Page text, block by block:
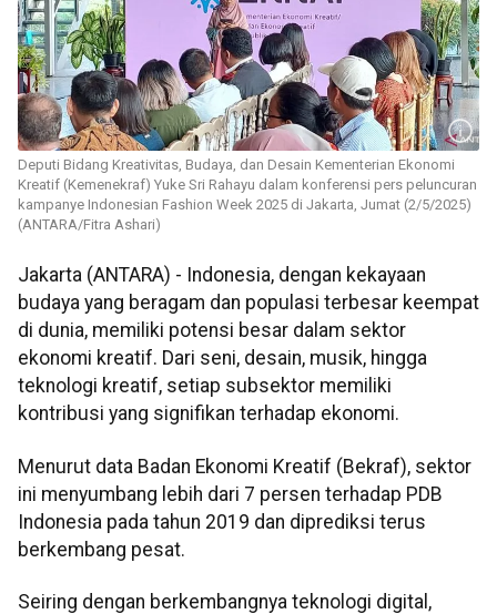
Deputi Bidang Kreativitas, Budaya, dan Desain Kementerian Ekonomi
Kreatif (Kemenekraf) Yuke Sri Rahayu dalam konferensi pers peluncuran
kampanye Indonesian Fashion Week 2025 di Jakarta, Jumat (2/5/2025)
(ANTARA/Fitra Ashari)
Jakarta (ANTARA) - Indonesia, dengan kekayaan
budaya yang beragam dan populasi terbesar keempat
di dunia, memiliki potensi besar dalam sektor
ekonomi kreatif. Dari seni, desain, musik, hingga
teknologi kreatif, setiap subsektor memiliki
kontribusi yang signifikan terhadap ekonomi.
Menurut data Badan Ekonomi Kreatif (Bekraf), sektor
ini menyumbang lebih dari 7 persen terhadap PDB
Indonesia pada tahun 2019 dan diprediksi terus
berkembang pesat.
Seiring dengan berkembangnya teknologi digital,